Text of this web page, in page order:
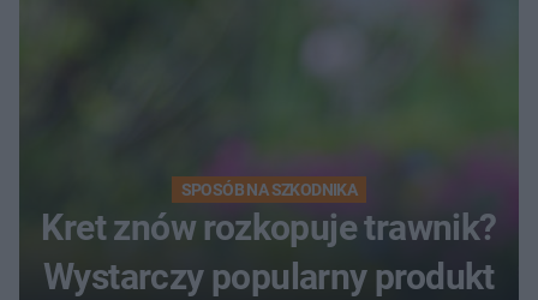
SPOSÓB NA SZKODNIKA
Kret znów rozkopuje trawnik?
Wystarczy popularny produkt